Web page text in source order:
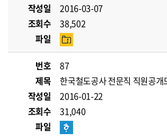
작성일
2016-03-07
조회수
38,502
파일
번호
87
제목
한국철도공사 전문직 직원공
작성일
2016-01-22
조회수
31,040
파일